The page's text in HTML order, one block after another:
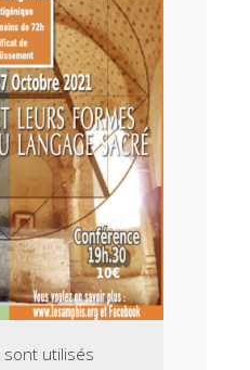
sont utilisés